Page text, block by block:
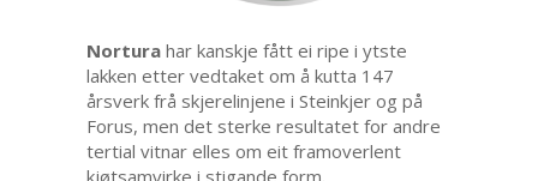
Nortura har kanskje fått ei ripe i ytste
lakken etter vedtaket om å kutta 147
årsverk frå skjerelinjene i Steinkjer og på
Forus, men det sterke resultatet for andre
tertial vitnar elles om eit framoverlent